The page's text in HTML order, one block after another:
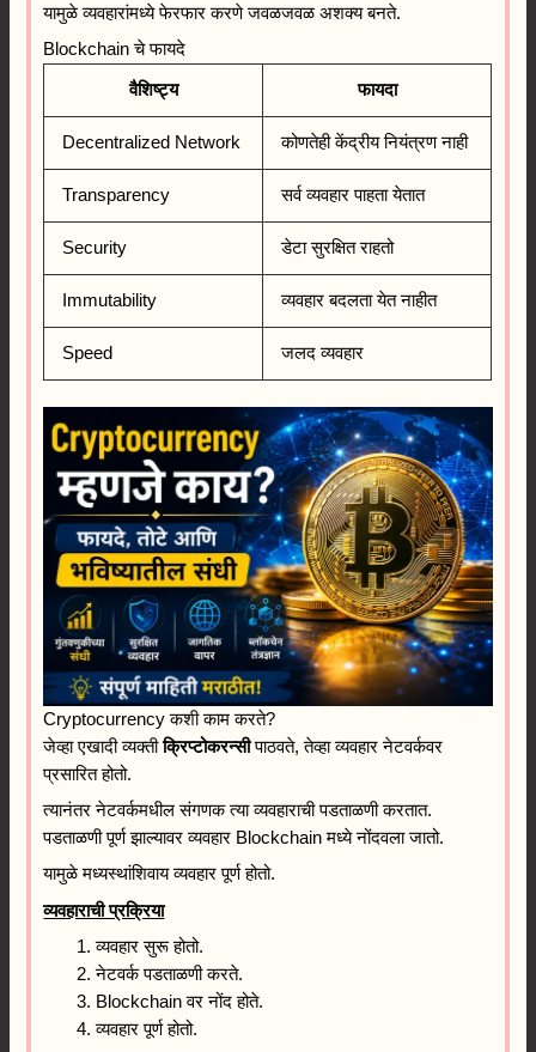
यामुळे व्यवहारांमध्ये फेरफार करणे जवळजवळ अशक्य बनते.
Blockchain चे फायदे
वैशिष्ट्य फायदा
Decentralized Network कोणतेही केंद्रीय नियंत्रण नाही
Transparency सर्व व्यवहार पाहता येतात
Security डेटा सुरक्षित राहतो
Immutability व्यवहार बदलता येत नाहीत
Speed जलद व्यवहार
Cryptocurrency कशी काम करते?
जेव्हा एखादी व्यक्तीक्रिप्टोकरन्सीपाठवते, तेव्हा व्यवहार नेटवर्कवर
प्रसारित होतो.
त्यानंतर नेटवर्कमधील संगणक त्या व्यवहाराची पडताळणी करतात.
पडताळणी पूर्ण झाल्यावर व्यवहार Blockchain मध्ये नोंदवला जातो.
यामुळे मध्यस्थांशिवाय व्यवहार पूर्ण होतो.
व्यवहाराची प्रक्रिया
व्यवहार सुरू होतो.
नेटवर्क पडताळणी करते.
Blockchain वर नोंद होते.
व्यवहार पूर्ण होतो.